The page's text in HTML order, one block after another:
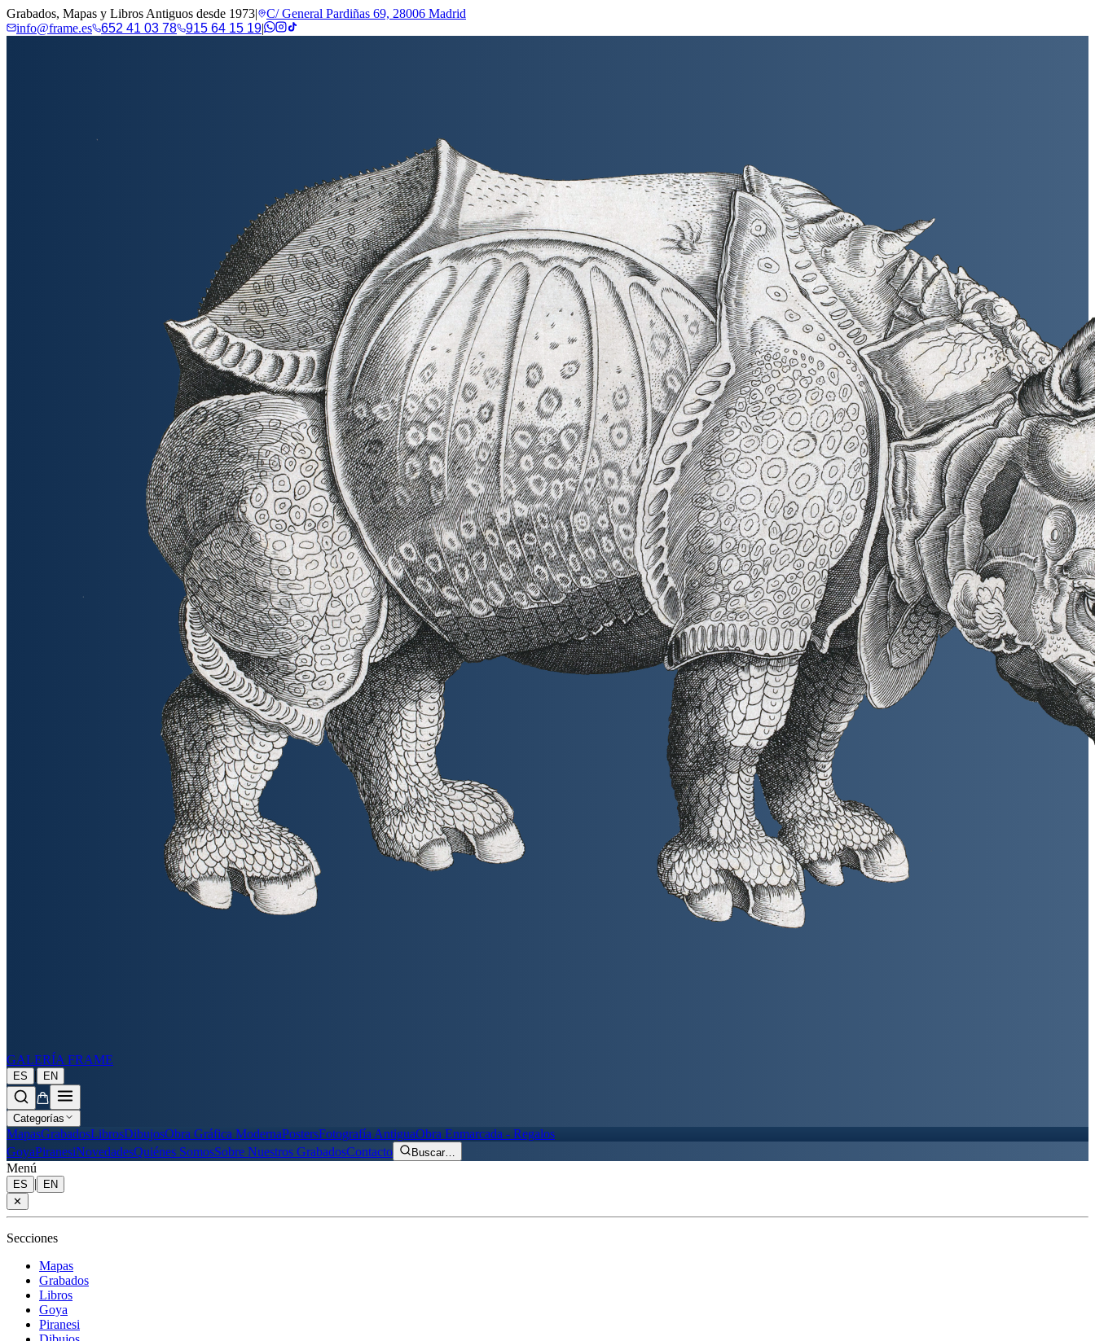
Grabados, Mapas y Libros Antiguos desde 1973|
C/ General Pardiñas 69, 28006 Madrid
info@frame.es
652 41 03 78 915 64 15 19|
GALERÍA FRAME
ES | EN
Categorías
MapasGrabadosLibrosDibujosObra Gráfica ModernaPostersFotografía AntiguaObra Enmarcada - Regalos
GoyaPiranesiNovedadesQuiénes SomosSobre Nuestros GrabadosContacto Buscar…
Menú
ES |
EN
✕
Secciones
Mapas
Grabados
Libros
Goya
Piranesi